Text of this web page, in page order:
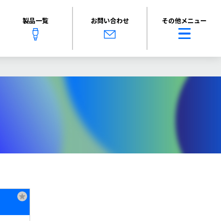
製品一覧 お問い合わせ その他メニュー